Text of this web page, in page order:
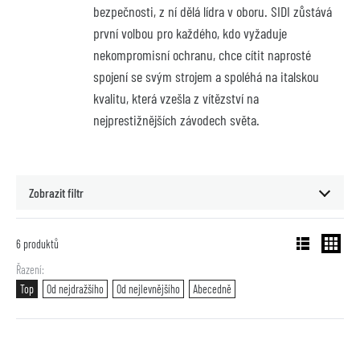
bezpečnosti, z ní dělá lídra v oboru. SIDI zůstává
první volbou pro každého, kdo vyžaduje
nekompromisní ochranu, chce cítit naprosté
spojení se svým strojem a spoléhá na italskou
kvalitu, která vzešla z vítězství na
nejprestižnějších závodech světa.
Zobrazit filtr
6 produktů
Řazení
Top
Od nejdražšího Od nejlevnějšího Abecedně